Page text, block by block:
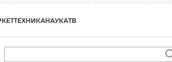
ТЕХНИКАНАУКАТВ